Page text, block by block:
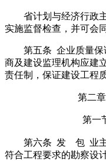
省计划与经济行政
实施监督检查，并可会
第五条 企业质量
商及建设监理机构应建
责任制，保证建设工程质
第二
第一
第六条 发 包 业主
符合工程要求的勘察设